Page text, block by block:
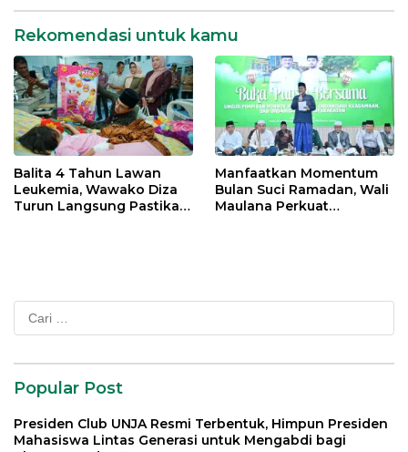
Rekomendasi untuk kamu
Balita 4 Tahun Lawan
Leukemia, Wawako Diza
Turun Langsung Pastikan
Manfaatkan Momentum
Bulan Suci Ramadan, Wali
Maulana Perkuat
Cari
untuk:
Popular Post
Presiden Club UNJA Resmi Terbentuk, Himpun Presiden
Mahasiswa Lintas Generasi untuk Mengabdi bagi